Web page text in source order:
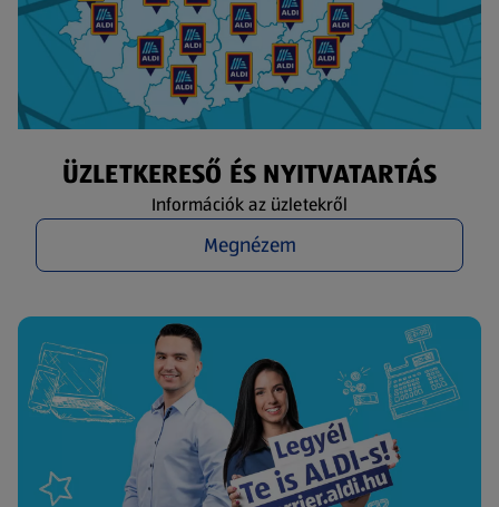
ÜZLETKERESŐ ÉS NYITVATARTÁS
Információk az üzletekről
Megnézem